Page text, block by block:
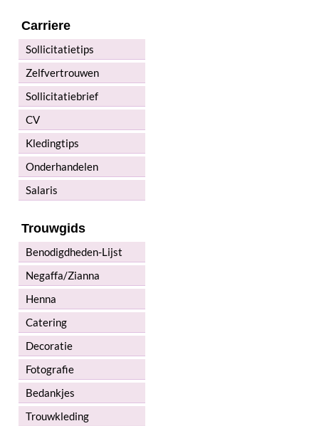
Carriere
Sollicitatietips
Zelfvertrouwen
Sollicitatiebrief
CV
Kledingtips
Onderhandelen
Salaris
Trouwgids
Benodigdheden-Lijst
Negaffa/Zianna
Henna
Catering
Decoratie
Fotografie
Bedankjes
Trouwkleding